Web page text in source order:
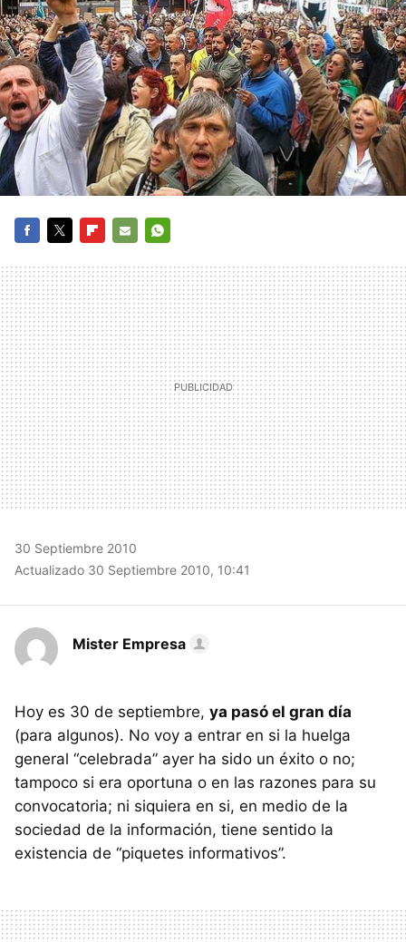
MAIL
30 Septiembre 2010
Actualizado 30 Septiembre 2010, 10:41
Mister Empresa
Hoy es 30 de septiembre, ya pasó el gran día
(para algunos). No voy a entrar en si la huelga
general “celebrada” ayer ha sido un éxito o no;
tampoco si era oportuna o en las razones para su
convocatoria; ni siquiera en si, en medio de la
sociedad de la información, tiene sentido la
existencia de “piquetes informativos”.